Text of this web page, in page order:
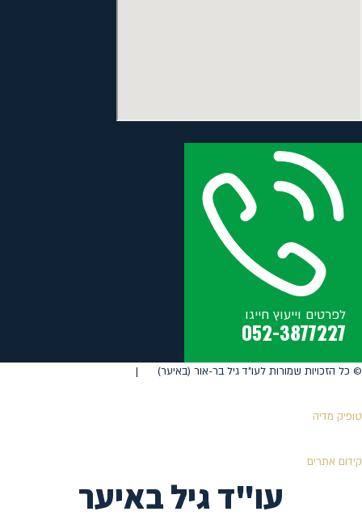
לפרטים וייעוץ חייגו
052-3877227
©️ כל הזכויות שמורות לעו"ד גיל בר-אור (באיער) |
טופיק מדיה
קידום אתרים
עו"ד גיל באיער